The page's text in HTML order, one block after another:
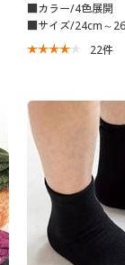
■カラー/4色展開
■サイズ/24cm～
22件